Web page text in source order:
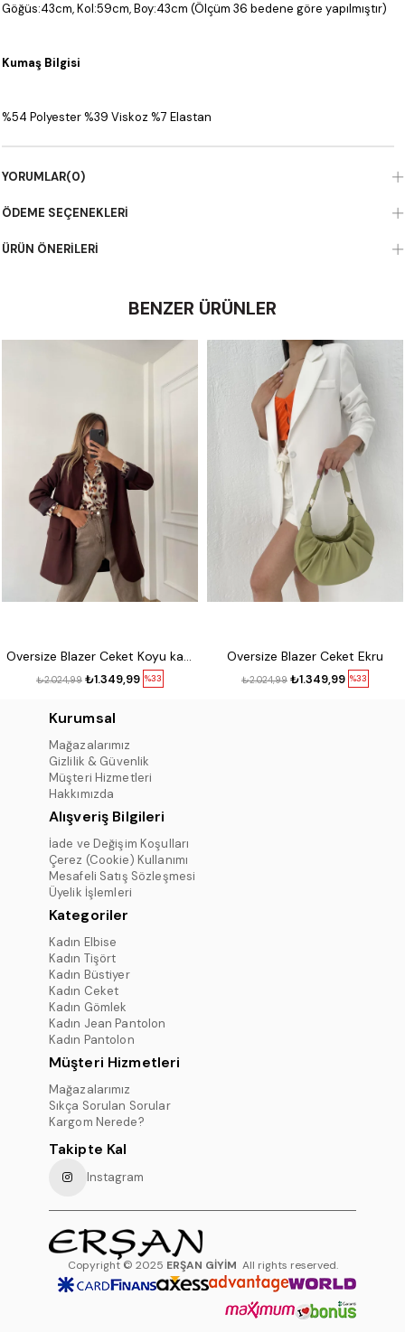
Göğüs:43cm, Kol:59cm, Boy:43cm (Ölçüm 36 bedene göre yapılmıştır)
Kumaş Bilgisi
%54 Polyester %39 Viskoz %7 Elastan
YORUMLAR(0)
ÖDEME SEÇENEKLERI
ÜRÜN ÖNERILERI
BENZER ÜRÜNLER
Oversize Blazer Ceket Koyu kahve
%33
₺1.349,99
₺2.024,99
Oversize Blazer Ceket Ekru
%33
₺1.349,99
₺2.024,99
Kurumsal
Mağazalarımız
Gizlilik & Güvenlik
Müşteri Hizmetleri
Hakkımızda
Alışveriş Bilgileri
İade ve Değişim Koşulları
Çerez (Cookie) Kullanımı
Mesafeli Satış Sözleşmesi
Üyelik İşlemleri
Kategoriler
Kadın Elbise
Kadın Tişört
Kadın Büstiyer
Kadın Ceket
Kadın Gömlek
Kadın Jean Pantolon
Kadın Pantolon
Müşteri Hizmetleri
Mağazalarımız
Sıkça Sorulan Sorular
Kargom Nerede?
Takipte Kal
Instagram
Copyright © 2025 ERŞAN GİYİM All rights reserved.